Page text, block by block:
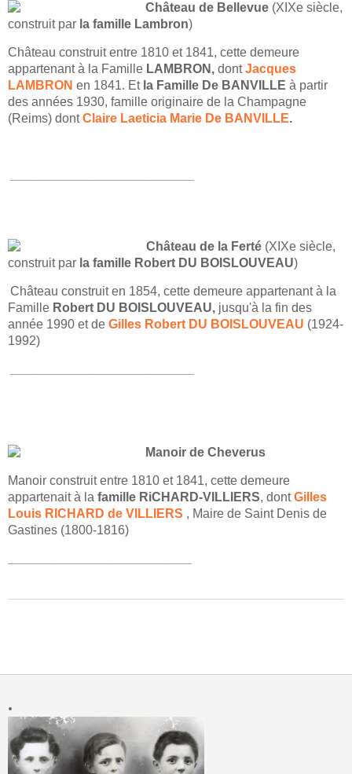
Château de Bellevue (XIXe siècle,
construit par la famille Lambron)
Château construit entre 1810 et 1841, cette demeure
appartenant à la Famille LAMBRON, dont Jacques
LAMBRON en 1841. Et la Famille De BANVILLE à partir
des années 1930, famille originaire de la Champagne
(Reims) dontClaire Laeticia Marie De BANVILLE.
Château de la Ferté (XIXe siècle,
construit par la famille Robert DU BOISLOUVEAU)
Château construit en 1854, cette demeure appartenant à la
Famille Robert DU BOISLOUVEAU, jusqu'à la fin des
année 1990 et de Gilles Robert DU BOISLOUVEAU (1924-
1992)
Manoir de Cheverus
Manoir construit entre 1810 et 1841, cette demeure
appartenait à la famille RiCHARD-VILLIERS, dontGilles
Louis RICHARD de VILLIERS , Maire de Saint Denis de
Gastines (1800-1816)